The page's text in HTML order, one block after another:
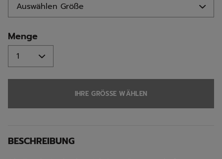
Menge
IHRE GRÖSSE WÄHLEN
BESCHREIBUNG